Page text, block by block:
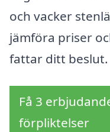
och vacker
jämföra priser
fattar ditt beslut.
Få 3
förpliktelser